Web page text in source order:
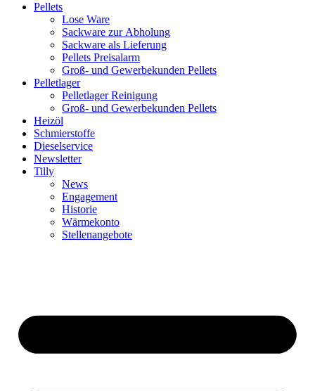
Pellets
Lose Ware
Sackware zur Abholung
Sackware als Lieferung
Pellets Preisalarm
Groß- und Gewerbekunden Pellets
Pelletlager
Pelletlager Reinigung
Groß- und Gewerbekunden Pellets
Heizöl
Schmierstoffe
Dieselservice
Newsletter
Tilly
News
Engagement
Historie
Wärmekonto
Stellenangebote